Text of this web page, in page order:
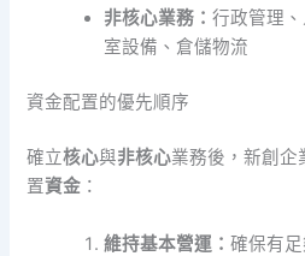
非核心業務：行政管理
室設備、倉儲物流
資金配置的優先順序
確立核心與非核心業務後，新創企
置資金 ：
維持基本營運：確保有